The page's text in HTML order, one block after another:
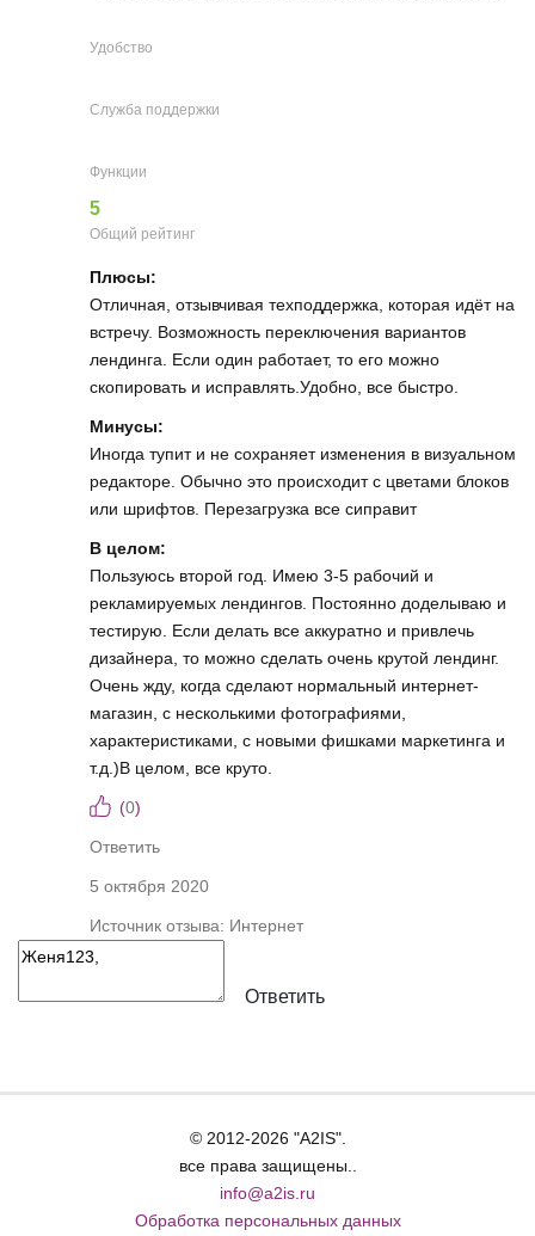
Удобство
Служба поддержки
Функции
5
Общий рейтинг
Плюсы:
Отличная, отзывчивая техподдержка, которая идёт на
встречу. Возможность переключения вариантов
лендинга. Если один работает, то его можно
скопировать и исправлять.Удобно, все быстро.
Минусы:
Иногда тупит и не сохраняет изменения в визуальном
редакторе. Обычно это происходит с цветами блоков
или шрифтов. Перезагрузка все сиправит
В целом:
Пользуюсь второй год. Имею 3-5 рабочий и
рекламируемых лендингов. Постоянно доделываю и
тестирую. Если делать все аккуратно и привлечь
дизайнера, то можно сделать очень крутой лендинг.
Очень жду, когда сделают нормальный интернет-
магазин, с несколькими фотографиями,
характеристиками, с новыми фишками маркетинга и
т.д.)В целом, все круто.
(0)
Ответить
5 октября 2020
Источник отзыва: Интернет
Ответить
© 2012-2026 "A2IS".
все права защищены..
info@a2is.ru
Обработка персональных данных